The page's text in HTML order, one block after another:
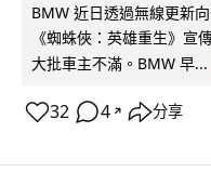
BMW 近日透過無線更新
《蜘蛛俠：英雄重生》宣
大批車主不滿。BMW 早...
32 4 ↗ 分享